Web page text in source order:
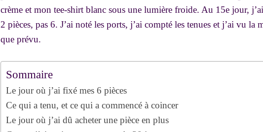
crème et mon tee-shirt blanc sous une lumière froide. Au 15e jour,
2 pièces, pas 6. J’ai noté les ports, j’ai compté les tenues et j’ai vu
que prévu.
Sommaire
Le jour où j’ai fixé mes 6 pièces
Ce qui a tenu, et ce qui a commencé à coincer
Le jour où j’ai dû acheter une pièce en plus